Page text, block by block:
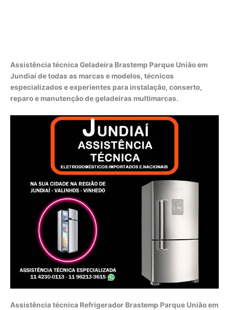
Assistência técnica Geladeira Brastemp Parque União em
Jundiaí de todas as marcas e modelos, técnicos
especializados e experientes para instalação, conserto,
reparo e manutenção de geladeiras multimarcas.
Assistência técnica Refrigerador Brastemp Parque União em